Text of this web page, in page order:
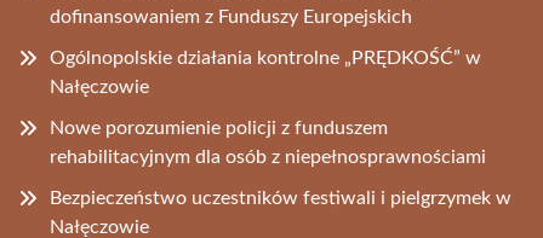
dofinansowaniem z Funduszy Europejskich
Ogólnopolskie działania kontrolne „PRĘDKOŚĆ” w
Nałęczowie
Nowe porozumienie policji z funduszem
rehabilitacyjnym dla osób z niepełnosprawnościami
Bezpieczeństwo uczestników festiwali i pielgrzymek w
Nałęczowie